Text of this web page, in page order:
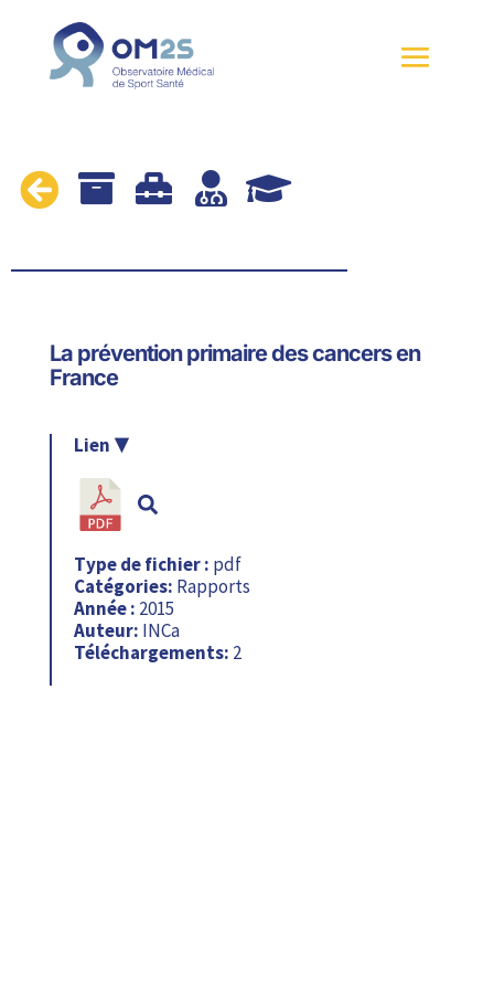
    
La prévention primaire des cancers en
France
Type de fichier : pdf
Catégories: Rapports
Année : 2015
Auteur: INCa
Téléchargements: 2